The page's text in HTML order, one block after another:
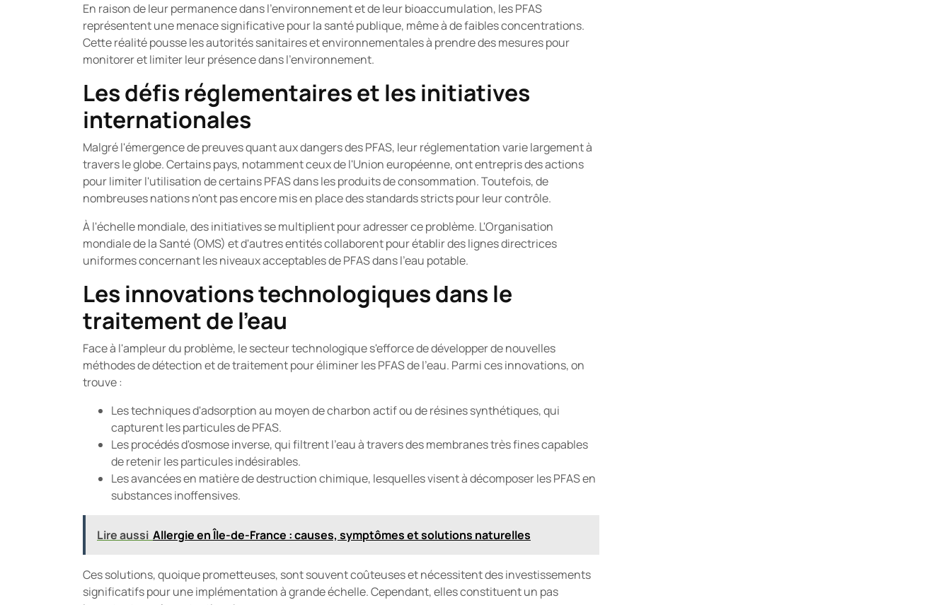
En raison de leur permanence dans l'environnement et de leur bioaccumulation, les PFAS
représentent une menace significative pour la santé publique, même à de faibles concentrations.
Cette réalité pousse les autorités sanitaires et environnementales à prendre des mesures pour
monitorer et limiter leur présence dans l'environnement.
Les défis réglementaires et les initiatives
internationales
Malgré l'émergence de preuves quant aux dangers des PFAS, leur réglementation varie largement à
travers le globe. Certains pays, notamment ceux de l'Union européenne, ont entrepris des actions
pour limiter l'utilisation de certains PFAS dans les produits de consommation. Toutefois, de
nombreuses nations n'ont pas encore mis en place des standards stricts pour leur contrôle.
À l'échelle mondiale, des initiatives se multiplient pour adresser ce problème. L'Organisation
mondiale de la Santé (OMS) et d'autres entités collaborent pour établir des lignes directrices
uniformes concernant les niveaux acceptables de PFAS dans l'eau potable.
Les innovations technologiques dans le
traitement de l'eau
Face à l'ampleur du problème, le secteur technologique s'efforce de développer de nouvelles
méthodes de détection et de traitement pour éliminer les PFAS de l'eau. Parmi ces innovations, on
trouve :
Les techniques d'adsorption au moyen de charbon actif ou de résines synthétiques, qui
capturent les particules de PFAS.
Les procédés d'osmose inverse, qui filtrent l'eau à travers des membranes très fines capables
de retenir les particules indésirables.
Les avancées en matière de destruction chimique, lesquelles visent à décomposer les PFAS en
substances inoffensives.
Lire aussi Allergie en Île-de-France : causes, symptômes et solutions naturelles
Ces solutions, quoique prometteuses, sont souvent coûteuses et nécessitent des investissements
significatifs pour une implémentation à grande échelle. Cependant, elles constituent un pas